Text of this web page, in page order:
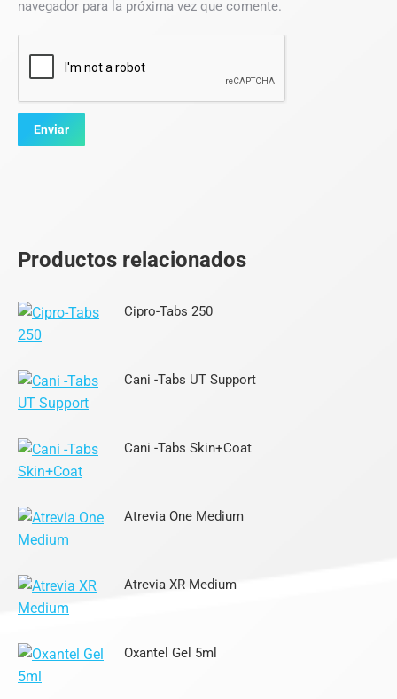
navegador para la próxima vez que comente.
Productos relacionados
Cipro-Tabs 250
Cani -Tabs UT Support
Cani -Tabs Skin+Coat
Atrevia One Medium
Atrevia XR Medium
Oxantel Gel 5ml